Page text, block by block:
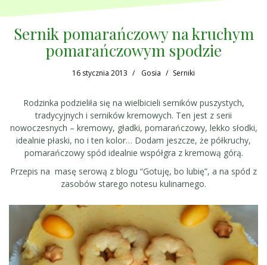
Sernik pomarańczowy na kruchym
pomarańczowym spodzie
16 stycznia 2013 Gosia Serniki
Rodzinka podzieliła się na wielbicieli serników puszystych,
tradycyjnych i serników kremowych. Ten jest z serii
nowoczesnych – kremowy, gładki, pomarańczowy, lekko słodki,
idealnie płaski, no i ten kolor… Dodam jeszcze, że półkruchy,
pomarańczowy spód idealnie współgra z kremową górą.
Przepis na masę serową z blogu “Gotuję, bo lubię”, a na spód z
zasobów starego notesu kulinarnego.